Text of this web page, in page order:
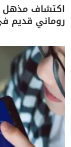
اكتشاف مذهل
روماني قديم